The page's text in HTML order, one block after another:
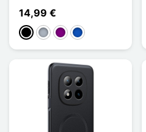
14,99 €
PretoCinzento
Púrpura
Saphir